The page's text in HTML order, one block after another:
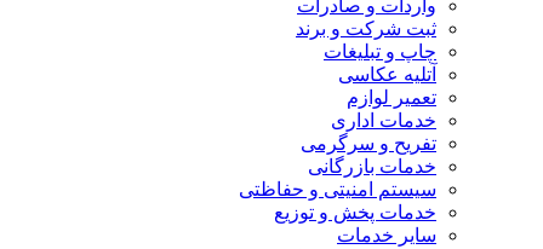
واردات و صادرات
ثبت شرکت و برند
چاپ و تبلیغات
آتلیه عکاسی
تعمیر لوازم
خدمات اداری
تفریح و سرگرمی
خدمات بازرگانی
سیستم امنیتی و حفاظتی
خدمات پخش و توزیع
سایر خدمات